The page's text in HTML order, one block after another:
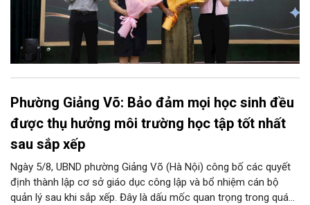
Phường Giảng Võ: Bảo đảm mọi học sinh đều
được thụ hưởng môi trường học tập tốt nhất
sau sắp xếp
Ngày 5/8, UBND phường Giảng Võ (Hà Nội) công bố các quyết
định thành lập cơ sở giáo dục công lập và bổ nhiệm cán bộ
quản lý sau khi sắp xếp. Đây là dấu mốc quan trọng trong quá